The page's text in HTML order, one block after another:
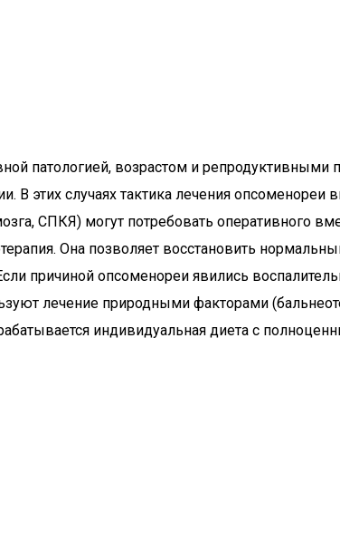
патологией, возрастом и
этих случаях тактика лечения опсоменореи
СПКЯ) могут потребовать оперативного
Она позволяет восстановить
причиной опсоменореи явились
лечение природными факторами
индивидуальная диета с